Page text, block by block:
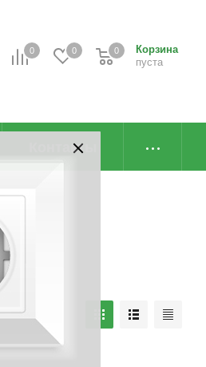
0 0
Корзина
пуста
0
Контакты